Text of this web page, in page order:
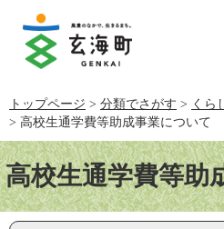
で
す。
ば
し
て
本
文
へ
トップページ > 分類でさがす > くら
> 高校生通学費等助成事業について
本
文高校生通学費等助